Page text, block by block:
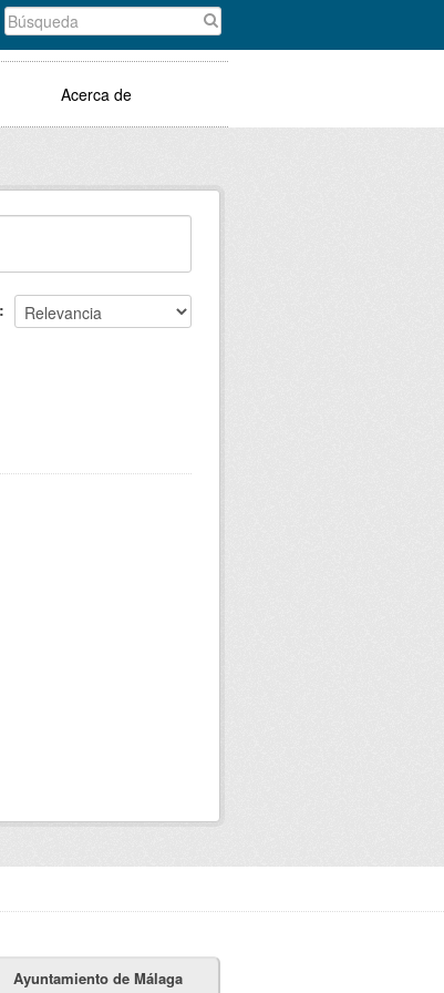
Acerca de
Ayuntamiento de Málaga